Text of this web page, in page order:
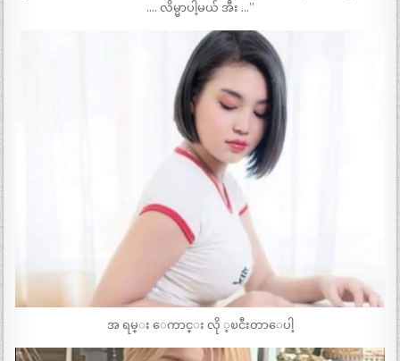
…. လိမ္မာပါ့မယ် အီး …”
အ ရမ္း ေကာင္း လို ့ၿငီးတာေပါ့